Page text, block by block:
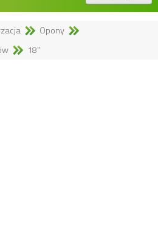
Opony
18"